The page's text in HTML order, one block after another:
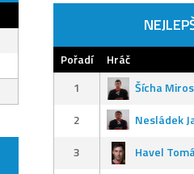
Pořadí Hráč
1
Šícha
2
Nesládek
3
Havel